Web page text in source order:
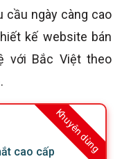
cầu ngày càng cao
kế website bán
với Bắc Việt theo
Khuyên dùng
cao cấp